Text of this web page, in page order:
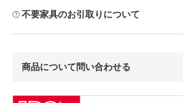
不要家具のお引取りについて
商品について問い合わせる